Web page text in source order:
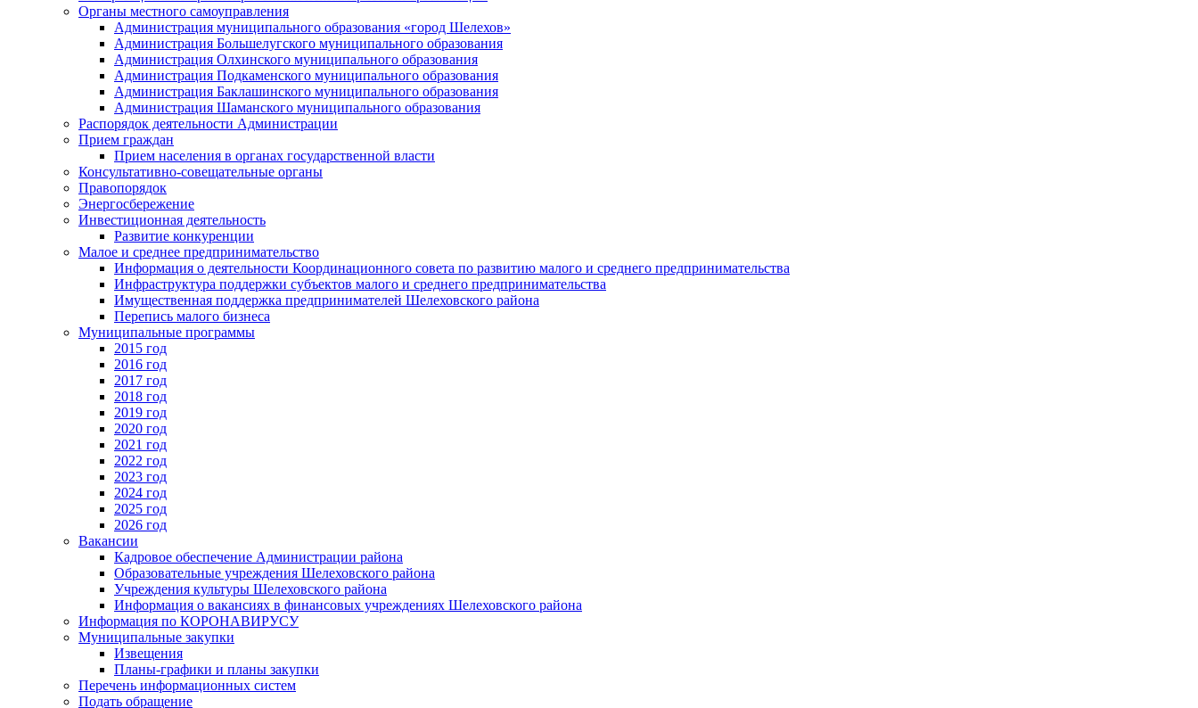
Органы местного самоуправления
Администрация муниципального образования «город Шелехов»
Администрация Большелугского муниципального образования
Администрация Олхинского муниципального образования
Администрация Подкаменского муниципального образования
Администрация Баклашинского муниципального образования
Администрация Шаманского муниципального образования
Распорядок деятельности Администрации
Прием граждан
Прием населения в органах государственной власти
Консультативно-совещательные органы
Правопорядок
Энергосбережение
Инвестиционная деятельность
Развитие конкуренции
Малое и среднее предпринимательство
Информация о деятельности Координационного совета по развитию малого и среднего предпринимательства
Инфраструктура поддержки субъектов малого и среднего предпринимательства
Имущественная поддержка предпринимателей Шелеховского района
Перепись малого бизнеса
Муниципальные программы
2015 год
2016 год
2017 год
2018 год
2019 год
2020 год
2021 год
2022 год
2023 год
2024 год
2025 год
2026 год
Вакансии
Кадровое обеспечение Администрации района
Образовательные учреждения Шелеховского района
Учреждения культуры Шелеховского района
Информация о вакансиях в финансовых учреждениях Шелеховского района
Информация по КОРОНАВИРУСУ
Муниципальные закупки
Извещения
Планы-графики и планы закупки
Перечень информационных систем
Подать обращение